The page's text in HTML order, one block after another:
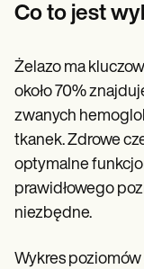
Help Center
Training Hub
Webinars
Switch to Carepatron
Become a Partner
Why Carepatron?
Login
Get started
Co to jest
Żelazo ma
około 70%
zwanych
tkanek. Zdrowe
optymalne
prawidłowego
niezbędne.
Wykres